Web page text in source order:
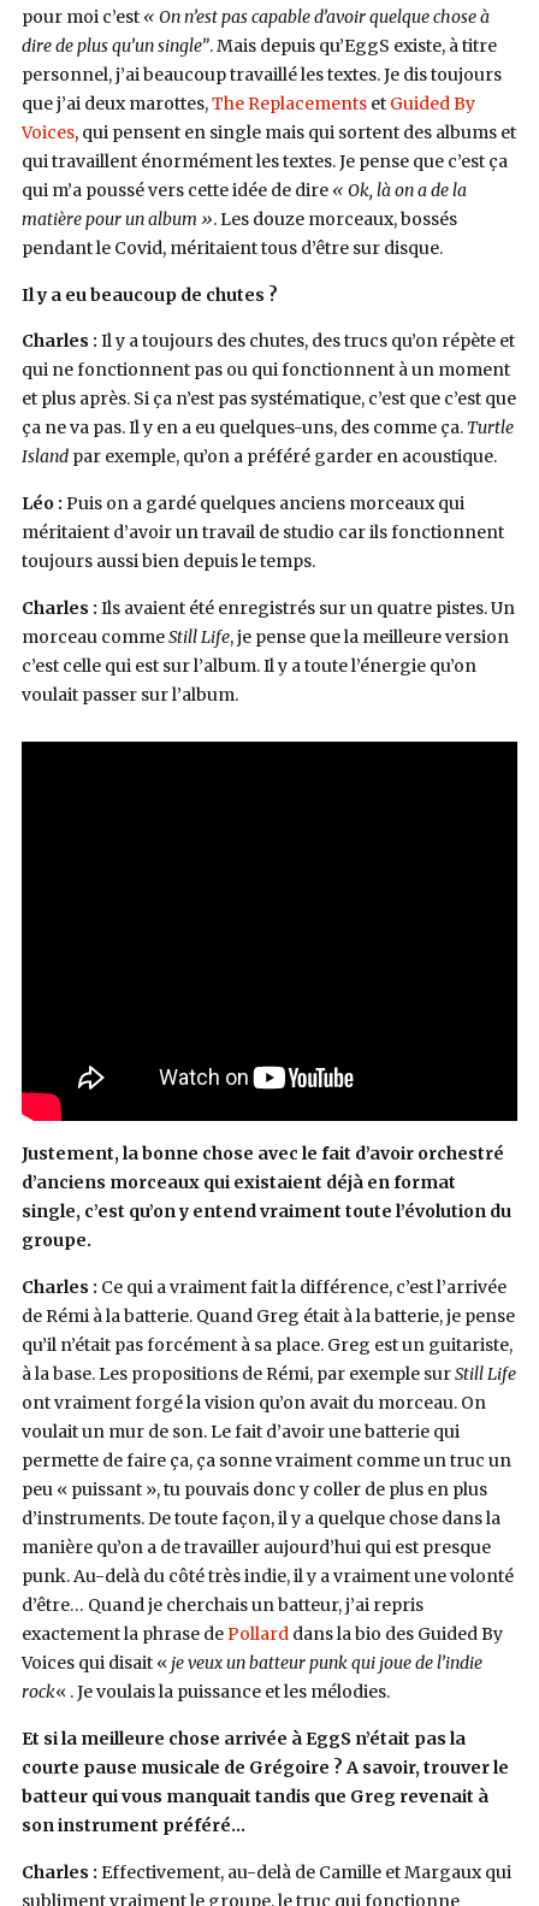
pour moi c’est « On n’est pas capable d’avoir quelque chose à
dire de plus qu’un single”. Mais depuis qu’EggS existe, à titre
personnel, j’ai beaucoup travaillé les textes. Je dis toujours
que j’ai deux marottes,The Replacementset Guided By
Voices, qui pensent en single mais qui sortent des albums et
qui travaillent énormément les textes. Je pense que c’est ça
qui m’a poussé vers cette idée de dire « Ok, là on a de la
matière pour un album ». Les douze morceaux, bossés
pendant le Covid, méritaient tous d’être sur disque.
Il y a eu beaucoup de chutes ?
Charles : Il y a toujours des chutes, des trucs qu’on répète et
qui ne fonctionnent pas ou qui fonctionnent à un moment
et plus après. Si ça n’est pas systématique, c’est que c’est que
ça ne va pas. Il y en a eu quelques-uns, des comme ça. Turtle
Islandpar exemple, qu’on a préféré garder en acoustique.
Léo : Puis on a gardé quelques anciens morceaux qui
méritaient d’avoir un travail de studio car ils fonctionnent
toujours aussi bien depuis le temps.
Charles : Ils avaient été enregistrés sur un quatre pistes. Un
morceau commeStill Life, je pense que la meilleure version
c’est celle qui est sur l’album. Il y a toute l’énergie qu’on
voulait passer sur l’album.
Justement, la bonne chose avec le fait d’avoir orchestré
d’anciens morceaux qui existaient déjà en format
single, c’est qu’on y entend vraiment toute l’évolution du
groupe.
Charles : Ce qui a vraiment fait la différence, c’est l’arrivée
de Rémi à la batterie. Quand Greg était à la batterie, je pense
qu’il n’était pas forcément à sa place. Greg est un guitariste,
à la base. Les propositions de Rémi, par exemple surStill Life
ont vraiment forgé la vision qu’on avait du morceau. On
voulait un mur de son. Le fait d’avoir une batterie qui
permette de faire ça, ça sonne vraiment comme un truc un
peu « puissant », tu pouvais donc y coller de plus en plus
d’instruments. De toute façon, il y a quelque chose dans la
manière qu’on a de travailler aujourd’hui qui est presque
punk. Au-delà du côté très indie, il y a vraiment une volonté
d’être… Quand je cherchais un batteur, j’ai repris
exactement la phrase dePollarddans la bio des Guided By
Voices qui disait « je veux un batteur punk qui joue de l’indie
rock« . Je voulais la puissance et les mélodies.
Et si la meilleure chose arrivée à EggS n’était pas la
courte pause musicale de Grégoire ? A savoir, trouver le
batteur qui vous manquait tandis que Greg revenait à
son instrument préféré…
Charles : Effectivement, au-delà de Camille et Margaux qui
subliment vraiment le groupe, le truc qui fonctionne